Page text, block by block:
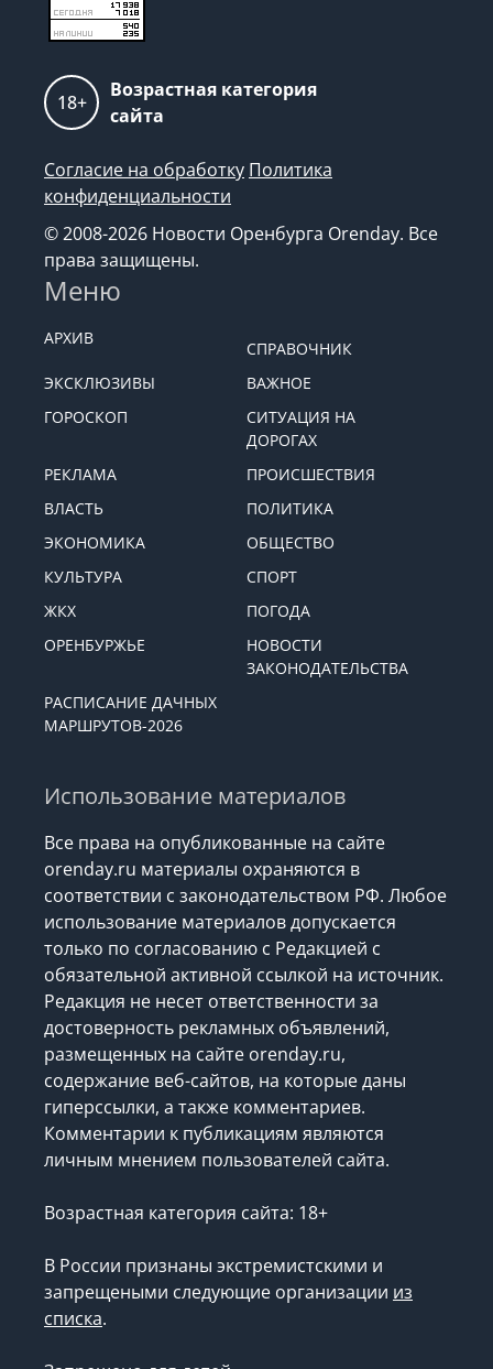
18+
Возрастная категория
сайта
Согласие на обработку Политика
конфиденциальности
© 2008-2026 Новости Оренбурга Orenday. Все
права защищены.
Меню
АРХИВ
СПРАВОЧНИК
ЭКСКЛЮЗИВЫ
ВАЖНОЕ
ГОРОСКОП
СИТУАЦИЯ НА
ДОРОГАХ
РЕКЛАМА
ПРОИСШЕСТВИЯ
ВЛАСТЬ
ПОЛИТИКА
ЭКОНОМИКА
ОБЩЕСТВО
КУЛЬТУРА
СПОРТ
ЖКХ
ПОГОДА
ОРЕНБУРЖЬЕ
НОВОСТИ
ЗАКОНОДАТЕЛЬСТВА
РАСПИСАНИЕ ДАЧНЫХ
МАРШРУТОВ-2026
Использование материалов
Все права на опубликованные на сайте
orenday.ru материалы охраняются в
соответствии с законодательством РФ. Любое
использование материалов допускается
только по согласованию с Редакцией с
обязательной активной ссылкой на источник.
Редакция не несет ответственности за
достоверность рекламных объявлений,
размещенных на сайте orenday.ru,
содержание веб-сайтов, на которые даны
гиперссылки, а также комментариев.
Комментарии к публикациям являются
личным мнением пользователей сайта.
Возрастная категория сайта: 18+
В России признаны экстремистскими и
запрещеными следующие организации из
списка.